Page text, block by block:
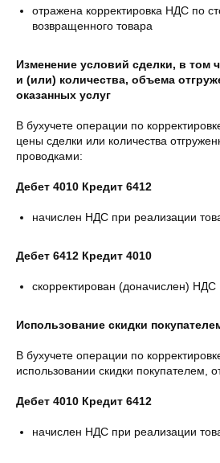
отражена корректировка НДС по
возвращенного товара
Изменение условий сделки, в том
и (или) количества, объема
оказанных услуг
В бухучете операции по
цены сделки или количества
проводками:
Дебет 4010 Кредит 6412
начислен НДС при реализации
Дебет 6412 Кредит 4010
скорректирован (доначислен) НДС
Использование скидки
В бухучете операции по
использовании скидки покупателем,
Дебет 4010 Кредит 6412
начислен НДС при реализации